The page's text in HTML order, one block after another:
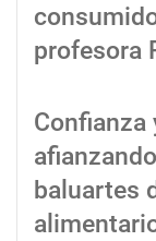
profesora
Confianza
baluartes